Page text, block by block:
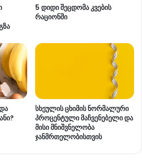
5 დიდი შეცდომა კვების
რაციონში
სხეულის ცხიმის ნორმალური
პროცენტული მაჩვენებელი და
მისი მნიშვნელობა
ჯანმრთელობისთვის